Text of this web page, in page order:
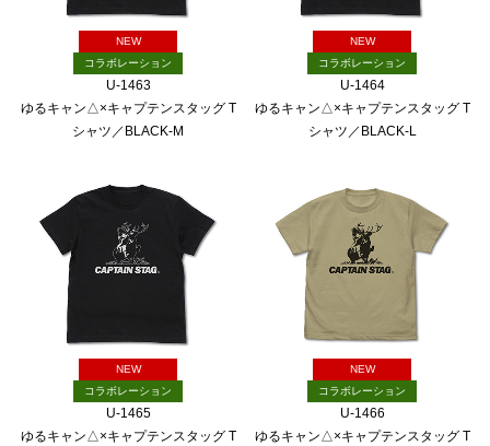
NEW
コラボレーション
U-1463
ゆるキャン△×キャプテンスタッグ T
シャツ／BLACK-M
NEW
コラボレーション
U-1464
ゆるキャン△×キャプテンスタッグ T
シャツ／BLACK-L
NEW
コラボレーション
U-1465
ゆるキャン△×キャプテンスタッグ T
NEW
コラボレーション
U-1466
ゆるキャン△×キャプテンスタッグ T